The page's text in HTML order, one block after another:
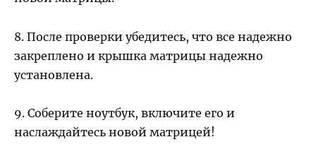
8. После проверки убедитесь, что все надежно
закреплено и крышка матрицы надежно
установлена.
9. Соберите ноутбук, включите его и
наслаждайтесь новой матрицей!